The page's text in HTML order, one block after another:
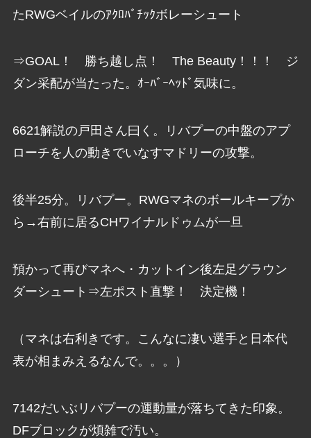
たRWGベイルのｱｸﾛﾊﾞﾁｯｸボレーシュート
⇒GOAL！ 勝ち越し点！ The Beauty！！！ ジ
ダン采配が当たった。ｵｰﾊﾞｰﾍｯﾄﾞ気味に。
6621解説の戸田さん曰く。リバプーの中盤のアプ
ローチを人の動きでいなすマドリーの攻撃。
後半25分。リバプー。RWGマネのボールキープか
ら→右前に居るCHワイナルドゥムが一旦
預かって再びマネへ・カットイン後左足グラウン
ダーシュート⇒左ポスト直撃！ 決定機！
（マネは右利きです。こんなに凄い選手と日本代
表が相まみえるなんで。。。）
7142だいぶリバプーの運動量が落ちてきた印象。
DFブロックが煩雑で汚い。